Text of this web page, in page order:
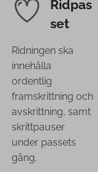
Ridpas
set
Ridningen ska
innehålla
ordentlig
framskrittning och
avskrittning, samt
skrittpauser
under passets
gång.